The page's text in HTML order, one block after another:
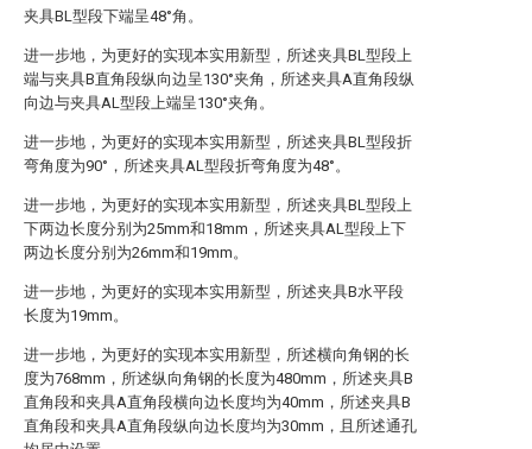
夹具BL型段下端呈48°角。
进一步地，为更好的实现本实用新型，所述夹具BL型段上
端与夹具B直角段纵向边呈130°夹角，所述夹具A直角段纵
向边与夹具AL型段上端呈130°夹角。
进一步地，为更好的实现本实用新型，所述夹具BL型段折
弯角度为90°，所述夹具AL型段折弯角度为48°。
进一步地，为更好的实现本实用新型，所述夹具BL型段上
下两边长度分别为25mm和18mm，所述夹具AL型段上下
两边长度分别为26mm和19mm。
进一步地，为更好的实现本实用新型，所述夹具B水平段
长度为19mm。
进一步地，为更好的实现本实用新型，所述横向角钢的长
度为768mm，所述纵向角钢的长度为480mm，所述夹具B
直角段和夹具A直角段横向边长度均为40mm，所述夹具B
直角段和夹具A直角段纵向边长度均为30mm，且所述通孔